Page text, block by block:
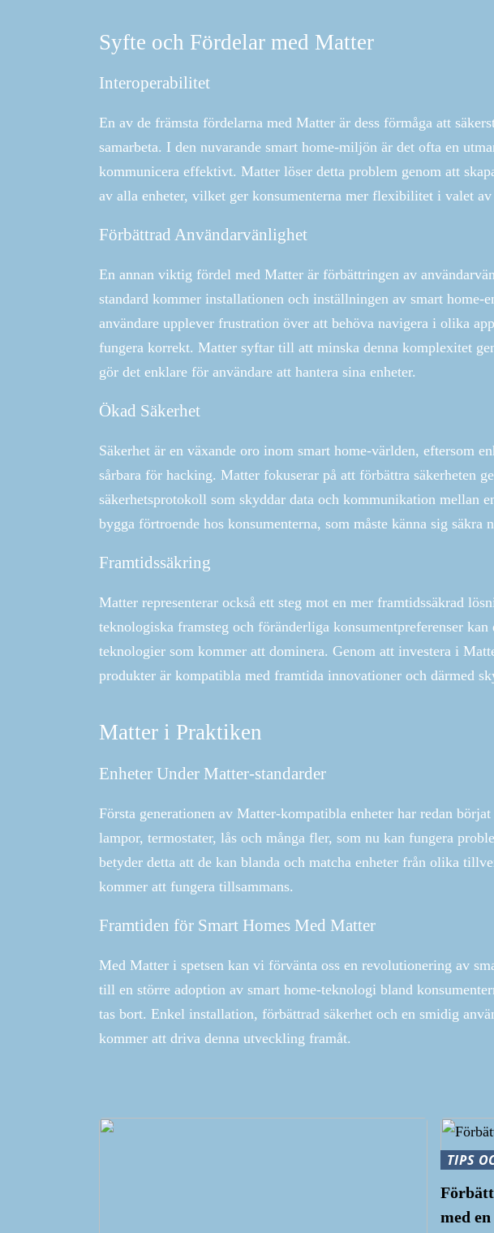
Syfte och Fördelar med Matter
Interoperabilitet
En av de främsta fördelarna med Matter är dess förmåga att
samarbeta. I den nuvarande smart home-miljön är det ofta en
kommunicera effektivt. Matter löser detta problem genom att
av alla enheter, vilket ger konsumenterna mer flexibilitet i valet av
Förbättrad Användarvänlighet
En annan viktig fördel med Matter är förbättringen av
standard kommer installationen och inställningen av smart
användare upplever frustration över att behöva navigera i olika
fungera korrekt. Matter syftar till att minska denna komplexitet
gör det enklare för användare att hantera sina enheter.
Ökad Säkerhet
Säkerhet är en växande oro inom smart home-världen, eftersom
sårbara för hacking. Matter fokuserar på att förbättra säkerheten
säkerhetsprotokoll som skyddar data och kommunikation mellan
bygga förtroende hos konsumenterna, som måste känna sig säkra
Framtidssäkring
Matter representerar också ett steg mot en mer framtidssäkrad
teknologiska framsteg och föränderliga konsumentpreferenser
teknologier som kommer att dominera. Genom att investera i
produkter är kompatibla med framtida innovationer och därmed
Matter i Praktiken
Enheter Under Matter-standarder
Första generationen av Matter-kompatibla enheter har redan
lampor, termostater, lås och många fler, som nu kan fungera
betyder detta att de kan blanda och matcha enheter från olika
kommer att fungera tillsammans.
Framtiden för Smart Homes Med Matter
Med Matter i spetsen kan vi förvänta oss en revolutionering av
till en större adoption av smart home-teknologi bland
tas bort. Enkel installation, förbättrad säkerhet och en smidig
kommer att driva denna utveckling framåt.
TIPS
med